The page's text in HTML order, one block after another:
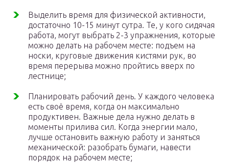
Выделить время для физической активности,
достаточно 10-15 минут сутра. Те, у кого сидячая
работа, могут выбрать 2-3 упражнения, которые
можно делать на рабочем месте: подъем на
носки, круговые движения кистями рук, во
время перерыва можно пройтись вверх по
лестнице;
Планировать рабочий день. У каждого человека
есть своё время, когда он максимально
продуктивен. Важные дела нужно делать в
моменты прилива сил. Когда энергии мало,
лучше остановить важную работу и заняться
механической: разобрать бумаги, навести
порядок на рабочем месте;